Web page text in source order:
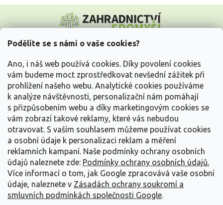
Podělíte se s námi o vaše cookies?
Ano, i náš web používá cookies. Díky povolení cookies
vám budeme moct zprostředkovat nevšední zážitek při
prohlížení našeho webu. Analytické cookies používáme
k analýze návštěvnosti, personalizační nám pomáhají
s přizpůsobením webu a díky marketingovým cookies se
vám zobrazí takové reklamy, které vás nebudou
otravovat. S vaším souhlasem můžeme používat cookies
a osobní údaje k personalizaci reklam a měření
reklamních kampaní. Naše podmínky ochrany osobních
údajů naleznete zde: Podmínky ochrany osobních údajů.
Více informací o tom, jak Google zpracovává vaše osobní
údaje, naleznete v Zásadách ochrany soukromí a
smluvních podmínkách společnosti Google.
p
Vše o nákupu
Informace pro Vás
Kontakujte nás